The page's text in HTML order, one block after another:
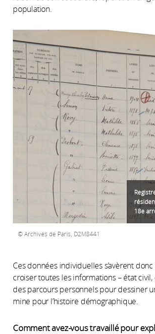
population.
18e
Archives de Paris, D2M8441
Ces données individuelles s’avèrent
croiser toutes les informations – état
des parcours personnels pour dessiner
mine pour l’histoire démographique.
Comment avez-vous travaillé pour